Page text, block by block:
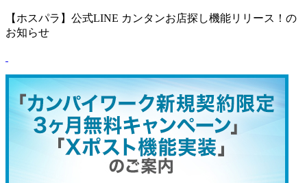
【ホスパラ】公式LINE カンタンお店探し機能リリース！の
お知らせ